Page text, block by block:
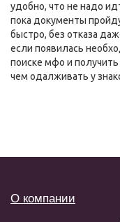
удобно, что не надо
пока документы
быстро, без отказа
если появилась
поиске мфо и
чем одалживать у
О компании